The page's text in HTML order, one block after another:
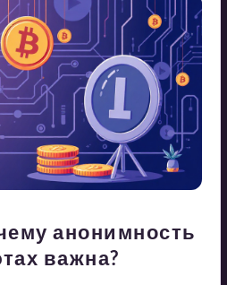
анонимность
важна?